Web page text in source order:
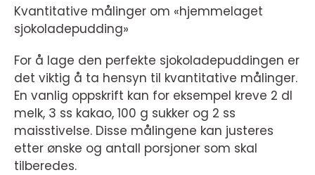
Kvantitative målinger om «hjemmelaget
sjokoladepudding»
For å lage den perfekte sjokoladepuddingen er
det viktig å ta hensyn til kvantitative målinger.
En vanlig oppskrift kan for eksempel kreve 2 dl
melk, 3 ss kakao, 100 g sukker og 2 ss
maisstivelse. Disse målingene kan justeres
etter ønske og antall porsjoner som skal
tilberedes.